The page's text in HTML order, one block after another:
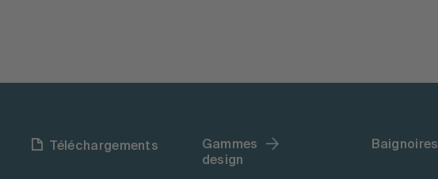
Téléchargements
Gammes
design
Baignoires